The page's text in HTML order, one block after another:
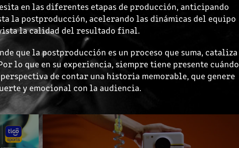
en las diferentes etapas de producción, anticipando
la postproducción, acelerando las dinámicas del equipo
la calidad del resultado final.
que la postproducción es un proceso que suma, cataliza
lo que en su experiencia, siempre tiene presente cuándo
de contar una historia memorable, que genere
y emocional con la audiencia.